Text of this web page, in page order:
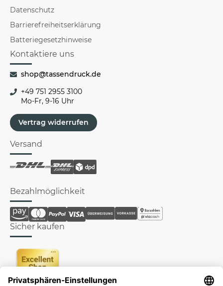
Datenschutz
Barrierefreiheitserklärung
Batteriegesetzhinweise
Kontaktiere uns
shop@tassendruck.de
+49 751 2955 3100
Mo-Fr, 9-16 Uhr
Vertrag widerrufen
Versand
Bezahlmöglichkeit
Sicher kaufen